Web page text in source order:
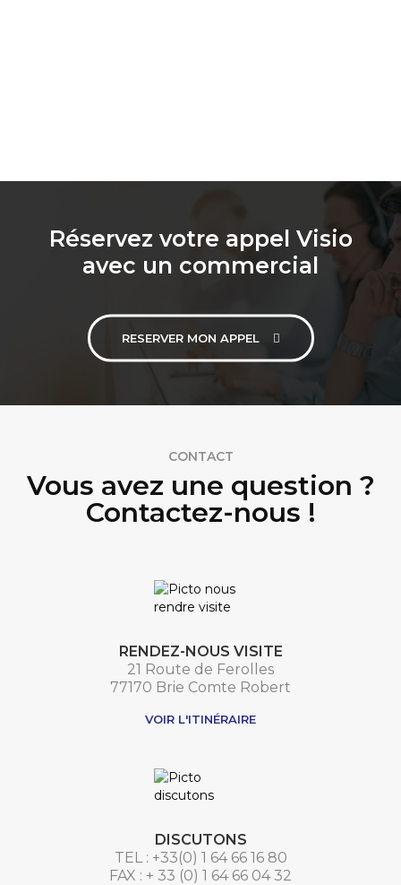
Réservez votre appel Visio
avec un commercial
RESERVER MON APPEL
CONTACT
Vous avez une question ?
Contactez-nous !
RENDEZ-NOUS VISITE
21 Route de Ferolles
77170 Brie Comte Robert
VOIR L'ITINÉRAIRE
DISCUTONS
TEL : +33(0) 1 64 66 16 80
FAX : + 33 (0) 1 64 66 04 32